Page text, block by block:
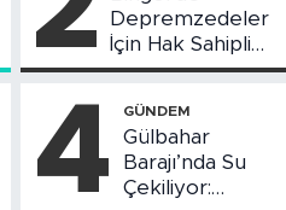
Depremzedeler
İçin Hak Sahipliği
Askı Süreci
4 GÜNDEM
Gülbahar
Barajı’nda Su
Çekiliyor: